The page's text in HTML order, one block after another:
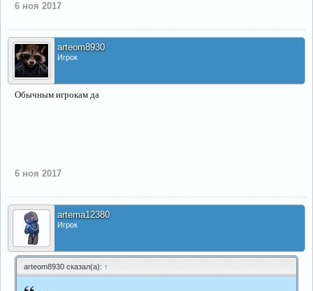
6 ноя 2017
arteom8930
Игрок
Обычным игрокам да
6 ноя 2017
artema12380
Игрок
arteom8930 сказал(а): ↑